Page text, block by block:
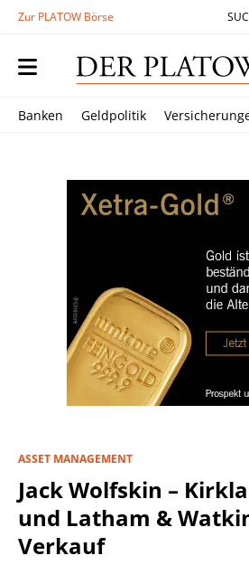
Zur PLATOW Börse
Banken Geldpolitik
ASSET MANAGEMENT
Jack Wolfskin –
und Latham &
Verkauf